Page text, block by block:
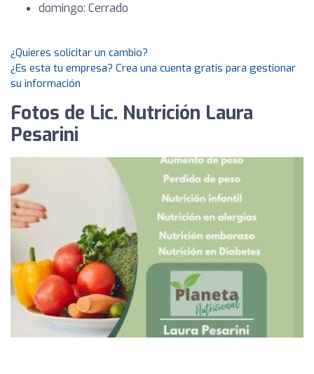
domingo: Cerrado
¿Quieres solicitar un cambio?
¿Es esta tu empresa? Crea una cuenta gratis para gestionar
su información
Fotos de Lic. Nutrición Laura
Pesarini